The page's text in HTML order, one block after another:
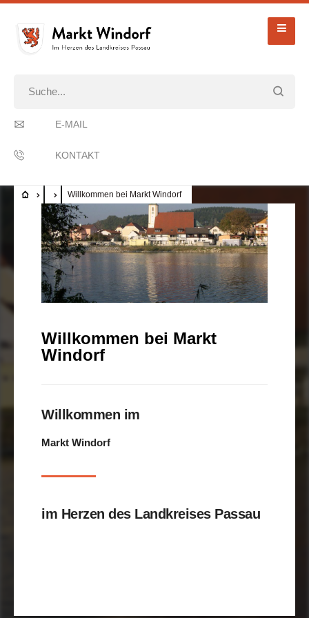
E-MAIL
KONTAKT
Willkommen bei Markt Windorf
Willkommen bei Markt
Windorf
Willkommen im
Markt Windorf
im Herzen des Landkreises Passau